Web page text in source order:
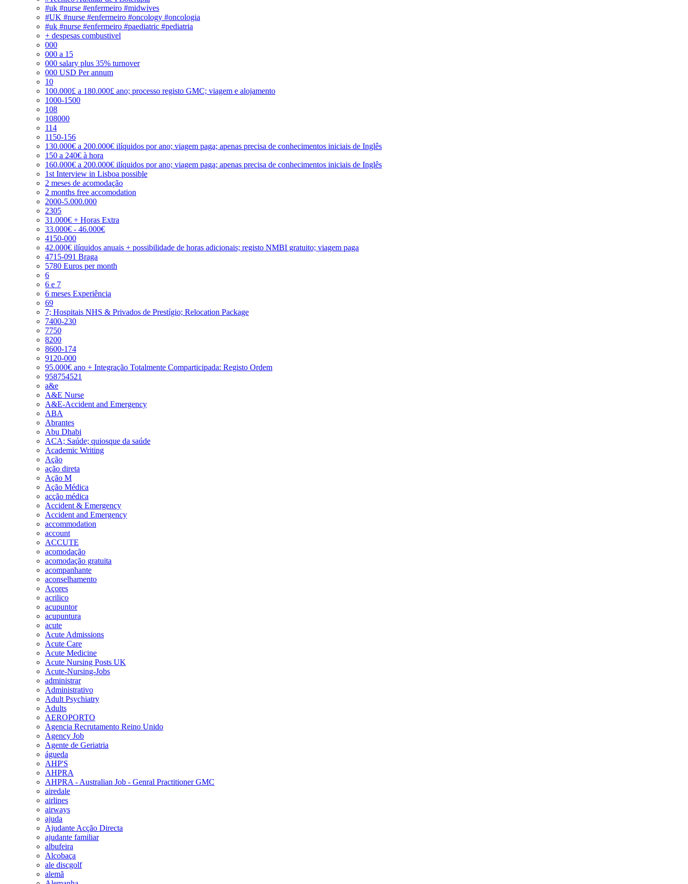
#uk #nurse #enfermeiro #midwives
#UK #nurse #enfermeiro #oncology #oncologia
#uk #nurse #enfermeiro #paediatric #pediatria
+ despesas combustivel
000
000 a 15
000 salary plus 35% turnover
000 USD Per annum
10
100.000£ a 180.000£ ano; processo registo GMC; viagem e alojamento
1000-1500
108
108000
114
1150-156
130.000€ a 200.000€ ilíquidos por ano; viagem paga; apenas precisa de conhecimentos iniciais de Inglês
150 a 240€ à hora
160.000€ a 200.000€ ilíquidos por ano; viagem paga; apenas precisa de conhecimentos iniciais de Inglês
1st Interview in Lisboa possible
2 meses de acomodação
2 months free accomodation
2000-5.000.000
2305
31.000€ + Horas Extra
33.000€ - 46.000€
4150-000
42.000€ ilíquidos anuais + possibilidade de horas adicionais; registo NMBI gratuito; viagem paga
4715-091 Braga
5780 Euros per month
6
6 e 7
6 meses Experiência
69
7; Hospitais NHS & Privados de Prestígio; Relocation Package
7400-230
7750
8200
8600-174
9120-000
95.000€ ano + Integração Totalmente Comparticipada: Registo Ordem
958754521
a&e
A&E Nurse
A&E-Accident and Emergency
ABA
Abrantes
Abu Dhabi
ACA; Saúde; quiosque da saúde
Academic Writing
Ação
ação direta
Ação M
Ação Médica
acção médica
Accident & Emergency
Accident and Emergency
accommodation
account
ACCUTE
acomodação
acomodação gratuita
acompanhante
aconselhamento
Açores
acrilico
acupuntor
acupuntura
acute
Acute Admissions
Acute Care
Acute Medicine
Acute Nursing Posts UK
Acute-Nursing-Jobs
administrar
Administrativo
Adult Psychiatry
Adults
AEROPORTO
Agencia Recrutamento Reino Unido
Agency Job
Agente de Geriatria
águeda
AHP'S
AHPRA
AHPRA - Australian Job - Genral Practitioner GMC
airedale
airlines
airways
ajuda
Ajudante Acção Directa
ajudante familiar
albufeira
Alcobaça
ale discgolf
alemã